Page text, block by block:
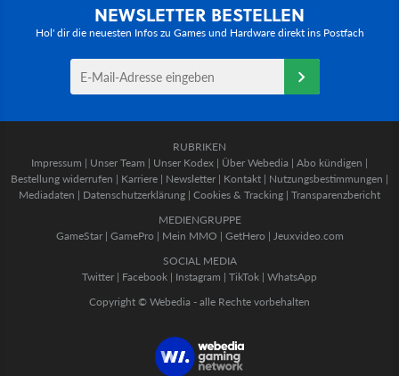
NEWSLETTER BESTELLEN
Hol' dir die neuesten Infos zu Games und Hardware direkt ins Postfach
RUBRIKEN
Impressum | Unser Team | Unser Kodex | Über Webedia | Abo kündigen |
Bestellung widerrufen | Karriere | Newsletter | Kontakt | Nutzungsbestimmungen |
Mediadaten | Datenschutzerklärung | Cookies & Tracking | Transparenzbericht
MEDIENGRUPPE
GameStar| GamePro | Mein MMO | GetHero | Jeuxvideo.com
SOCIAL MEDIA
Twitter | Facebook | Instagram | TikTok | WhatsApp
Copyright © Webedia - alle Rechte vorbehalten